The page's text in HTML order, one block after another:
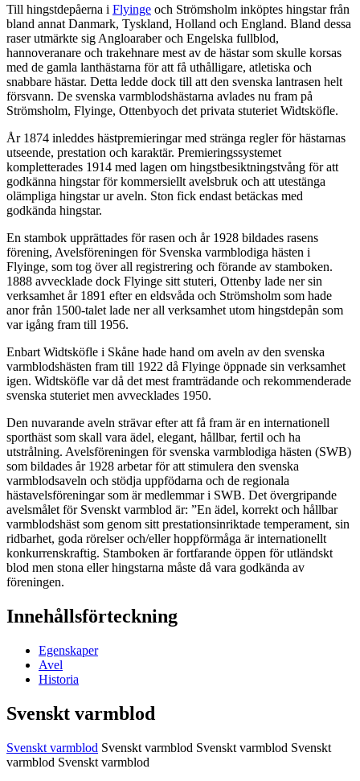
Till hingstdepåerna i Flyinge och Strömsholm inköptes hingstar från
bland annat Danmark, Tyskland, Holland och England. Bland dessa
raser utmärkte sig Angloaraber och Engelska fullblod,
hannoveranare och trakehnare mest av de hästar som skulle korsas
med de gamla lanthästarna för att få uthålligare, atletiska och
snabbare hästar. Detta ledde dock till att den svenska lantrasen helt
försvann. De svenska varmblodshästarna avlades nu fram på
Strömsholm, Flyinge, Ottenbyoch det privata stuteriet Widtsköfle.
År 1874 inleddes hästpremieringar med stränga regler för hästarnas
utseende, prestation och karaktär. Premieringssystemet
kompletterades 1914 med lagen om hingstbesiktningstvång för att
godkänna hingstar för kommersiellt avelsbruk och att utestänga
olämpliga hingstar ur aveln. Ston fick endast betäckas med
godkända hingstar.
En stambok upprättades för rasen och år 1928 bildades rasens
förening, Avelsföreningen för Svenska varmblodiga hästen i
Flyinge, som tog över all registrering och förande av stamboken.
1888 avvecklade dock Flyinge sitt stuteri, Ottenby lade ner sin
verksamhet år 1891 efter en eldsvåda och Strömsholm som hade
anor från 1500-talet lade ner all verksamhet utom hingstdepån som
var igång fram till 1956.
Enbart Widtsköfle i Skåne hade hand om aveln av den svenska
varmblodshästen fram till 1922 då Flyinge öppnade sin verksamhet
igen. Widtsköfle var då det mest framträdande och rekommenderade
svenska stuteriet men avvecklades 1950.
Den nuvarande aveln strävar efter att få fram är en internationell
sporthäst som skall vara ädel, elegant, hållbar, fertil och ha
utstrålning. Avelsföreningen för svenska varmblodiga hästen (SWB)
som bildades år 1928 arbetar för att stimulera den svenska
varmblodsaveln och stödja uppfödarna och de regionala
hästavelsföreningar som är medlemmar i SWB. Det övergripande
avelsmålet för Svenskt varmblod är: ”En ädel, korrekt och hållbar
varmblodshäst som genom sitt prestationsinriktade temperament, sin
ridbarhet, goda rörelser och/eller hoppförmåga är internationellt
konkurrenskraftig. Stamboken är fortfarande öppen för utländskt
blod men stona eller hingstarna måste då vara godkända av
föreningen.
Innehållsförteckning
Egenskaper
Avel
Historia
Svenskt varmblod
Svenskt varmblod Svenskt varmblod Svenskt varmblod Svenskt
varmblod Svenskt varmblod